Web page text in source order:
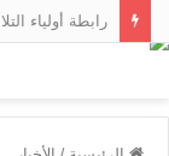
رابطة أولياء